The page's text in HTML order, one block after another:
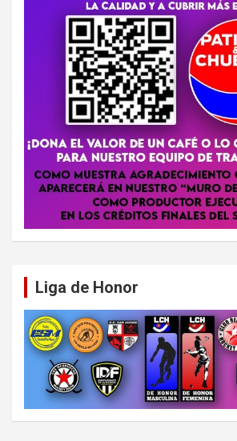
Liga de Honor